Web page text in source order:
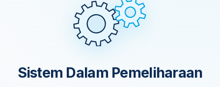
Sistem Dalam Pemeliharaan